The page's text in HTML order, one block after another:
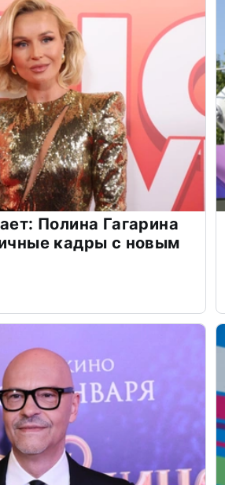
Полина Гагарина
кадры с новым